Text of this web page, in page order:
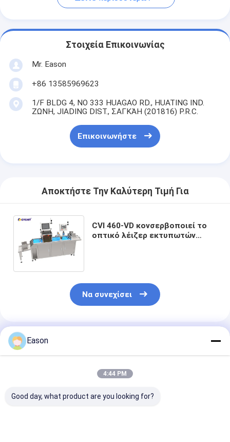
Στοιχεία Επικοινωνίας
Mr. Eason
+86 13585969623
1/F BLDG 4, ΝΟ 333 HUAGAO RD., HUATING IND.
ΖΩΝΗ, JIADING DIST., ΣΑΓΚΆΗ (201816) P.R.C.
Επικοινωνήστε
Αποκτήστε Την Καλύτερη Τιμή Για
CVI 460-VD κονσερβοποιεί το
οπτικό λέιζερ εκτυπωτών
Να συνεχίσει
Συνιστώμενα Προϊόντα
Eason
4:44 PM
Good day, what product are you looking for?